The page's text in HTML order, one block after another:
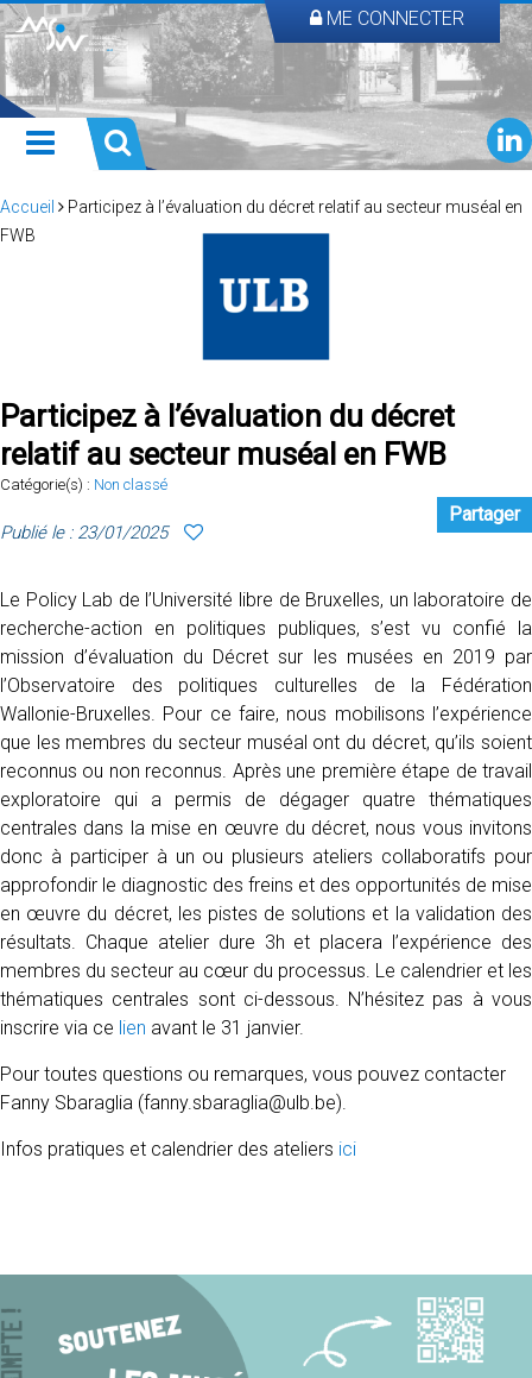
ME CONNECTER
Accueil
Participez à l’évaluation du décret relatif au secteur muséal en
FWB
Participez à l’évaluation du décret
relatif au secteur muséal en FWB
Catégorie(s) : Non classé
Publié le : 23/01/2025
Partager
Le Policy Lab de l’Université libre de Bruxelles, un laboratoire de
recherche-action en politiques publiques, s’est vu confié la
mission d’évaluation du Décret sur les musées en 2019 par
l’Observatoire des politiques culturelles de la Fédération
Wallonie-Bruxelles. Pour ce faire, nous mobilisons l’expérience
que les membres du secteur muséal ont du décret, qu’ils soient
reconnus ou non reconnus. Après une première étape de travail
exploratoire qui a permis de dégager quatre thématiques
centrales dans la mise en œuvre du décret, nous vous invitons
donc à participer à un ou plusieurs ateliers collaboratifs pour
approfondir le diagnostic des freins et des opportunités de mise
en œuvre du décret, les pistes de solutions et la validation des
résultats. Chaque atelier dure 3h et placera l’expérience des
membres du secteur au cœur du processus. Le calendrier et les
thématiques centrales sont ci-dessous. N’hésitez pas à vous
inscrire via ce lien avant le 31 janvier.
Pour toutes questions ou remarques, vous pouvez contacter
Fanny Sbaraglia (fanny.sbaraglia@ulb.be).
Infos pratiques et calendrier des ateliers ici